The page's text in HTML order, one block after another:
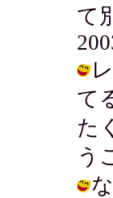
て
て
た
う